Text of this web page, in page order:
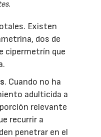
Existen
dos de
cipermetrín que
. Cuando no ha
adulticida a
relevante
recurrir a
penetrar en el